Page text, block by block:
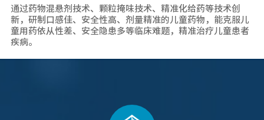
通过药物混悬剂技术、颗粒掩味技术、精准化给药等技术创
新，研制口感佳、安全性高、剂量精准的儿童药物，能克服儿
童用药依从性差、安全隐患多等临床难题，精准治疗儿童患者
疾病。